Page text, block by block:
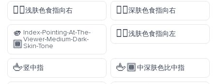
👉🏻浅肤色食指向右 👉🏿深肤色食指向右
🫵
🏾
Index-Pointing-At-The-
Viewer-Medium-Dark-
Skin-Tone
👈🏻浅肤色食指向左
🖕竖中指 🖕🏾中深肤色比中指